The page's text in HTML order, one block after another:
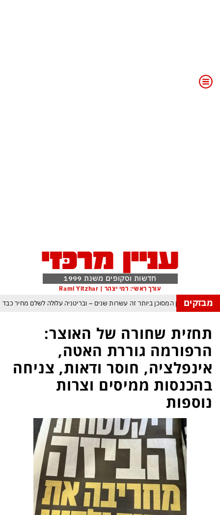
חדשות וסקופים משנת 1999
עורך ראשי: רמי יצהר | Rami Yitzhar
מבזקים
נכנס לעידן המסוכן ביותר זה עשרות שנים – ובריטניה עלולה לשלם מחיר כבד
ומיירטים להגנה – טראמפ נשאר רק עם ציוצי האיום המגוחכים שלא מזיזים לטהרן
כמדיניות: כך הפכה ההוצאה להורג לכלי ההרתעה המרכזי של המשטר האיראני
א-סיסי, ארדואן ושליט קטאר מכנסים פגישת ״כיפה אדומה״ לנתניהו בנושא עזה
תחזית שחורה של האוצר:
הרפורמה גוררת האטה,
אינפלציה, חוסר ודאות, צניחה
בהכנסות ממיסים וצרות
נוספות